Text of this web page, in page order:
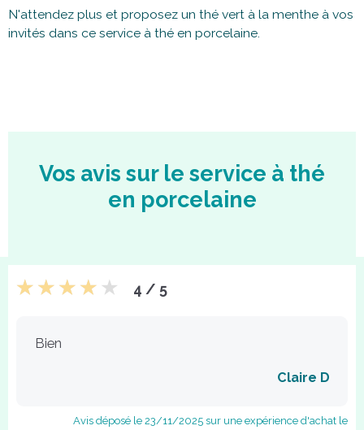
N'attendez plus et proposez un thé vert à la menthe à vos
invités dans ce service à thé en porcelaine.
Vos avis sur le service à thé
en porcelaine
4 / 5
Bien
Claire D
Avis déposé le 23/11/2025 sur une expérience d'achat le